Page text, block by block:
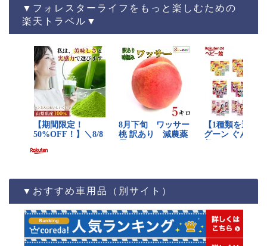
▼フォレスターライフをもっと楽しむための
楽天トラベル▼
▼おすすめ車用品（別サイト）